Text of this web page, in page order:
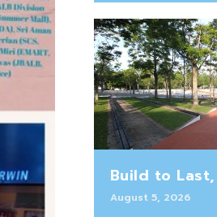
Build to
August 5, 2026